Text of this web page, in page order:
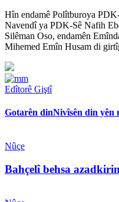
Hîn endamê Polîtburoya
Navendî ya PDK-Sê Nafih
Silêman Oso, endamên
Mihemed Emîn Husam di
Edîtorê Giştî
Gotarên dinNivîsên din yên
Nûçe
Bahçelî behsa